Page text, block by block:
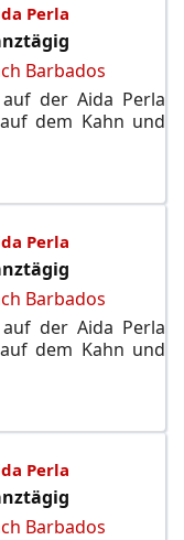
Perla
Barbados
der Aida Perla
dem Kahn und
Perla
Barbados
der Aida Perla
dem Kahn und
Perla
Barbados